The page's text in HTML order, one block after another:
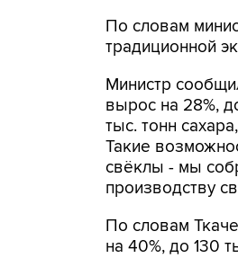
По словам
традиционной
Министр
вырос на 28%,
тыс. тонн
Такие
свёклы - мы
производству
По словам
на 40%, до 130